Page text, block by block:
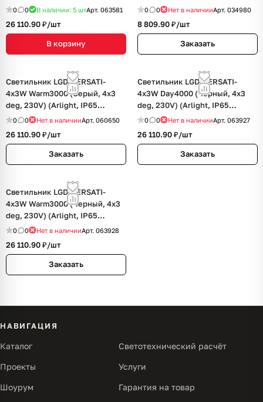
Металл, 3 года)
0 0 В наличии: 5 штАрт. 063581
26 110.90 ₽/шт
В корзину
0 0 Нет в наличииАрт. 034980
8 809.90 ₽/шт
Заказать
Светильник LGD-VERSATI-
4x3W Warm3000 (Серый, 4x3
deg, 230V) (Arlight, IP65
Металл, 3 года)
0 0 Нет в наличииАрт. 060650
26 110.90 ₽/шт
Заказать
Светильник LGD-VERSATI-
4x3W Day4000 (Черный, 4x3
deg, 230V) (Arlight, IP65
Металл, 3 года)
0 0 Нет в наличииАрт. 063927
26 110.90 ₽/шт
Заказать
Светильник LGD-VERSATI-
4x3W Warm3000 (Черный, 4x3
deg, 230V) (Arlight, IP65
Металл, 3 года)
0 0 Нет в наличииАрт. 063928
26 110.90 ₽/шт
Заказать
НАВИГАЦИЯ
Каталог Светотехнический расчёт
Проекты Услуги
Шоурум Гарантия на товар